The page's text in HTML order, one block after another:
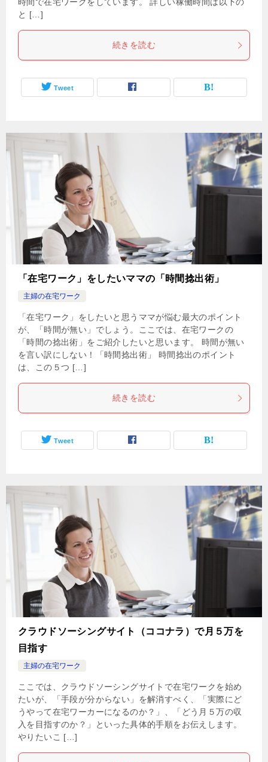
と […]
続きを読む
Tweet
「在宅ワーク」をしたいママの「時間捻出術」
主婦の在宅ワーク
「在宅ワーク」をしたいと思うママが悩む最大のポイント
が、「時間が無い」でしょう。ここでは、在宅ワークの
「時間の捻出術」をご紹介したいと思います。 時間が無い
を言い訳にしない！「時間捻出術」 時間捻出のポイント
は、この５つ […]
続きを読む
Tweet
クラウドソーシングサイト（ココナラ）で月５万を
目指す
主婦の在宅ワーク
ここでは、クラウドソーシングサイトで在宅ワークを始め
たいが、「手段が分からない」を解消すべく、「実際にど
うやって在宅ワーカーになるのか？」、「どう月５万の収
入を目指すのか？」といった具体的手順をお伝えします。
やりたいこ […]